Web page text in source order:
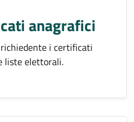
anagrafici
i certificati
liste elettorali.